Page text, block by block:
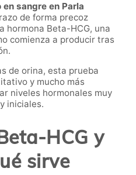
sangre en Parla
de forma precoz
hormona Beta-HCG, una
comienza a producir tras
de orina, esta prueba
y mucho más
niveles hormonales muy
iniciales.
HCG y
sirve